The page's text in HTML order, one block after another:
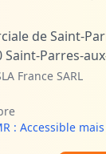
de Saint-
Saint-Parres-
France SARL
: Accessible